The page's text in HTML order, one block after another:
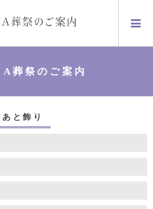
葬祭のご案内
あと飾り